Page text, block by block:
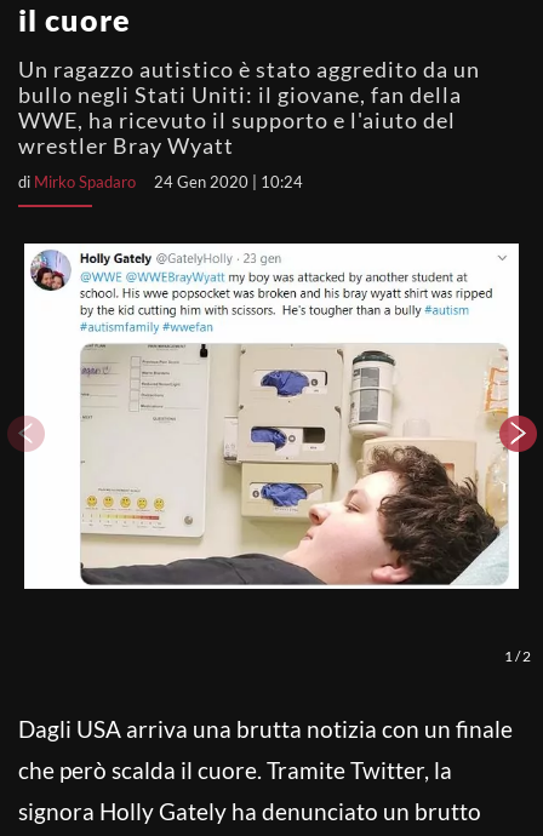
il cuore
Un ragazzo autistico è stato aggredito da un
bullo negli Stati Uniti: il giovane, fan della
WWE, ha ricevuto il supporto e l'aiuto del
wrestler Bray Wyatt
di Mirko Spadaro 24 Gen 2020 | 10:24
1 /2
Dagli USA arriva una brutta notizia con un finale
che però scalda il cuore. Tramite Twitter, la
signora Holly Gately ha denunciato un brutto